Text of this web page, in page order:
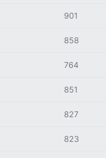
901
858
764
851
827
823